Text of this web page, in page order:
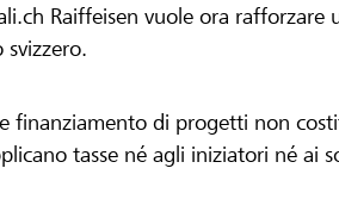
Raiffeisen vuole ora
svizzero.
finanziamento di progetti non
tasse né agli iniziatori né ai